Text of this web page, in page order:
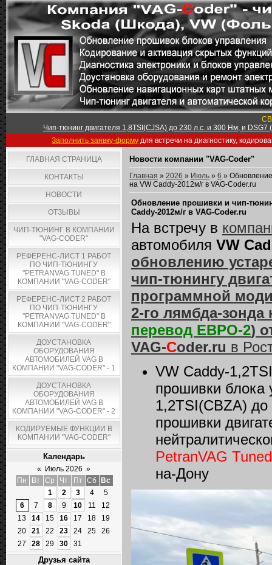
Чип-тюнинг двигателя 1,8TSI(CJSA) до 230 л.с. и 300 Нм, и
Заполнить заявку-форму для встречи на диагностику,
ГЛАВНАЯ СТРАНИЦА
КОНТАКТЫ
НОВОСТИ
ОТЗЫВЫ
ЧИП-ТЮНИНГ В КОМПАНИИ
"VAG-CODER"
РЕФЕРЕНС-ЛИСТ 1 РАБОТ
ПО ЧИП-ТЮНИНГУ
"PETRANVAG TUNED" В
КОМПАНИИ "VAG-CODER"
РЕФЕРЕНС-ЛИСТ 2 РАБОТ
ПО ЧИП-ТЮНИНГУ
"PETRANVAG TUNED" В
КОМПАНИИ "VAG-CODER"
ДОУСТАНОВКА
ОБОРУДОВАНИЯ
АВТОМОБИЛЕЙ VAG В
КОМПАНИИ "VAG-CODER" - 1
ДОУСТАНОВКА
ОБОРУДОВАНИЯ
АВТОМОБИЛЕЙ VAG В
КОМПАНИИ "VAG-CODER" - 2
КОДИРУЕМЫЕ ФУНКЦИИ В
КОМПАНИИ "VAG-CODER"
Календарь
« Июль 2026 »
Пн
Вт Ср Чт Пт Сб
Вс
1
2 3 4
5
6
7 8 9 10 11
12
13
14 15 16 17 18
19
20
21 22 23 24 25
26
27
28 29 30 31
Друзья сайта
Новости компании "VAG-Coder"
Главная » 2026 » Июль » 6 »
на VW Caddy-2012м/г в VAG-Coder.ru
Обновление прошивки и чип-
Caddy-2012м/г в VAG-Coder.ru
На встречу в
автомобиля VW
обновлению
чип-тюнингу
программной
2-го лямбда-зонда
перевод ЕВРО-2)
VAG-Coder.ru в
VW Caddy-
прошивки блока
1,2TSI(CBZA)
прошивки
PetranVAG Tuned
на-Дону